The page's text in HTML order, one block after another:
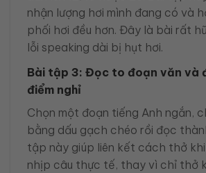
nhận lượng hơi mình đang có và
phối hơi đều hơn. Đây là bài rất
lỗi speaking dài bị hụt hơi.
Bài tập 3: Đọc to đoạn văn và
điểm nghỉ
Chọn một đoạn tiếng Anh ngắn,
bằng dấu gạch chéo rồi đọc
tập này giúp liên kết cách thở
nhịp câu thực tế, thay vì chỉ thở